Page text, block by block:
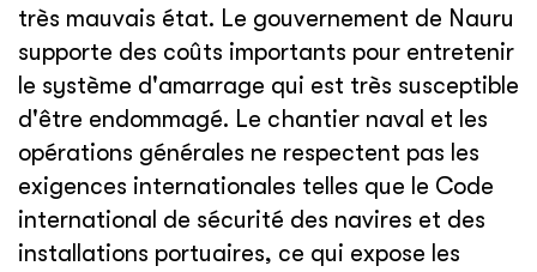
très mauvais état. Le gouvernement de Nauru
supporte des coûts importants pour entretenir
le système d'amarrage qui est très susceptible
d'être endommagé. Le chantier naval et les
opérations générales ne respectent pas les
exigences internationales telles que le Code
international de sécurité des navires et des
installations portuaires, ce qui expose les